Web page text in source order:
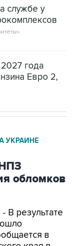
службе у
года
Евро 2,
УКРАИНЕ
обломков
В результате
в